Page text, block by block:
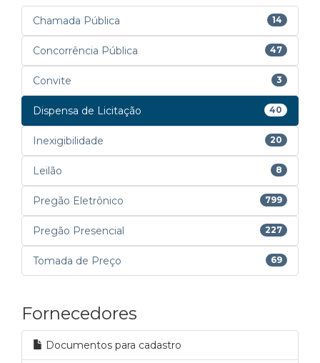
Chamada Pública 14
Concorrência Pública 47
Convite 3
Dispensa de Licitação 40
Inexigibilidade 20
Leilão 8
Pregão Eletrônico 799
Pregão Presencial 227
Tomada de Preço 69
Fornecedores
Documentos para cadastro